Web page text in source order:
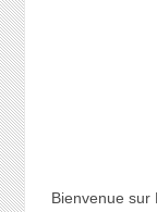
Bienvenue sur